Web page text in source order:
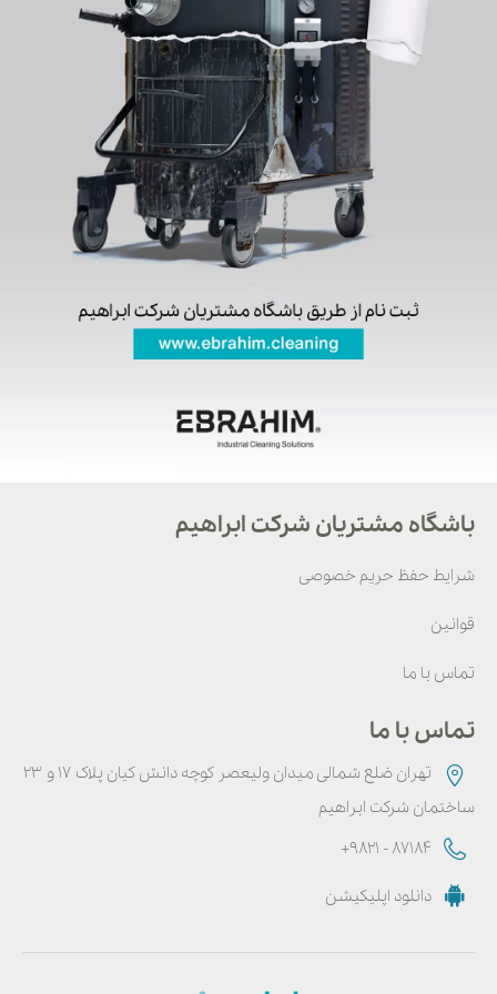
باشگاه مشتریان شرکت ابراهیم
شرایط حفظ حریم خصوصی
قوانین
تماس با ما
تماس با ما
تهران ضلع شمالی میدان ولیعصر کوچه دانش کیان پلاک ۱۷ و ۲۳
ساختمان شرکت ابراهیم
+9821 - 87184
دانلود اپلیکیشن